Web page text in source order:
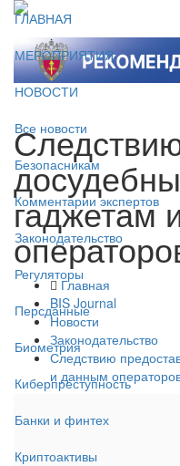
ГЛАВНАЯ
МЕРОПРИЯТИЯ
НОВОСТИ
Все новости
Безопасникам
Комментарии экспертов
Законодательство
Регуляторы
Персданные
Биометрия
Киберпреступность
Банки и финтех
Криптоактивы
гаджетам
Главная
BIS Journal
Новости
Законодательство
Следствию
и данным